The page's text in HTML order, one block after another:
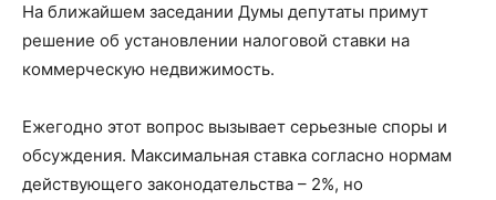
На ближайшем заседании Думы депутаты примут
решение об установлении налоговой ставки на
коммерческую недвижимость.
Ежегодно этот вопрос вызывает серьезные споры и
обсуждения. Максимальная ставка согласно нормам
действующего законодательства – 2%, но